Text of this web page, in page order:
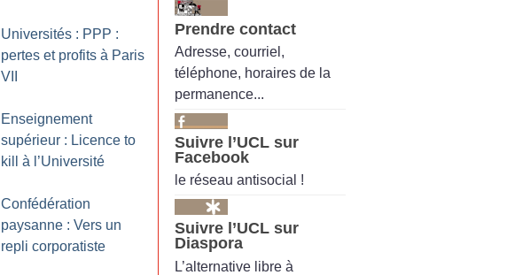
Universités : PPP :
pertes et profits à Paris
VII
Enseignement
supérieur : Licence to
kill à l’Université
Confédération
paysanne : Vers un
repli corporatiste
Prendre contact
Adresse, courriel,
téléphone, horaires de la
permanence...
Suivre l’UCL sur
Facebook
le réseau antisocial !
Suivre l’UCL sur
Diaspora
L’alternative libre à